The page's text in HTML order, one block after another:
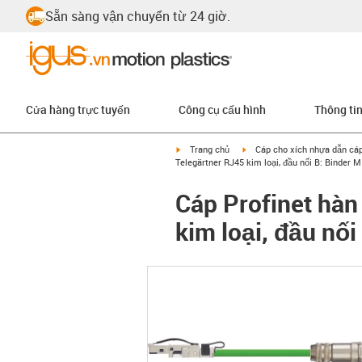
Sẵn sàng vận chuyển từ 24 giờ.
Cửa hàng trực tuyến Công cụ cấu hình Thông
igus-icon-arrow-right
Trang chủ igus-icon-arrow-right
Cáp cho xích nhựa dẫn
Telegärtner RJ45 kim loại, đầu nối B: Binder
Cáp Profinet
kim loại, đầu